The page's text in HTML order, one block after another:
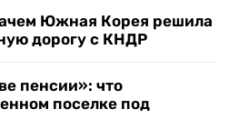
Южная Корея решила
дорогу с КНДР
пенсии»: что
поселке под